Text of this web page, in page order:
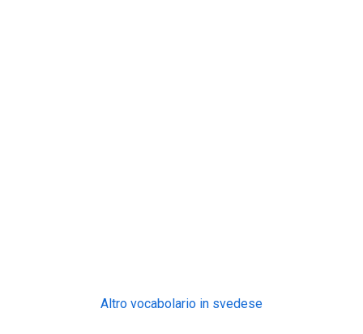
Altro vocabolario in svedese